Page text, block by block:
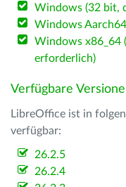
Windows (32 bit,
Windows Aarch64
Windows x86_64
erforderlich)
Verfügbare
LibreOffice ist in
verfügbar:
26.2.5
26.2.4